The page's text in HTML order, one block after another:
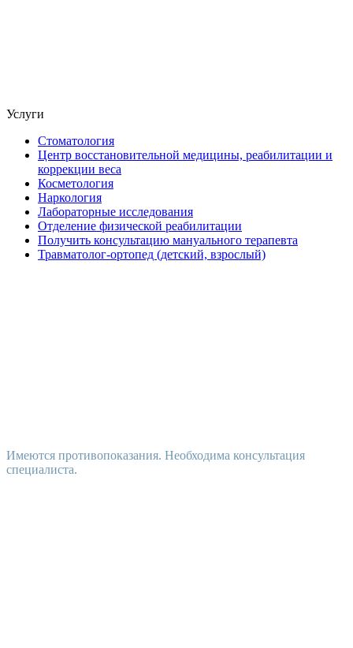
Услуги
Стоматология
Центр восстановительной медицины, реабилитации и
коррекции веса
Косметология
Наркология
Лабораторные исследования
Отделение физической реабилитации
Получить консультацию мануального терапевта
Травматолог-ортопед (детский, взрослый)
Имеются противопоказания. Необходима консультация
специалиста.